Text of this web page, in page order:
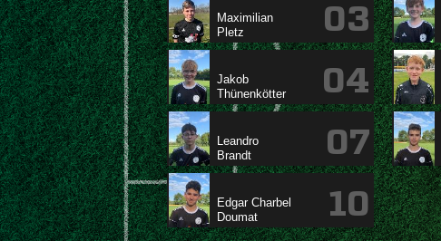


03


04


07
 

10